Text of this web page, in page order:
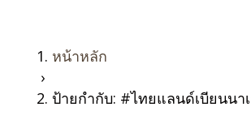
หน้าหลัก
›
ป้ายกำกับ: #ไทยแลนด์เบียนนา